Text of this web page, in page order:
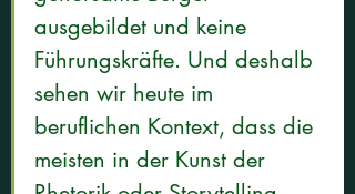
ausgebildet und keine
Führungskräfte. Und deshalb
sehen wir heute im
beruflichen Kontext, dass die
meisten in der Kunst der